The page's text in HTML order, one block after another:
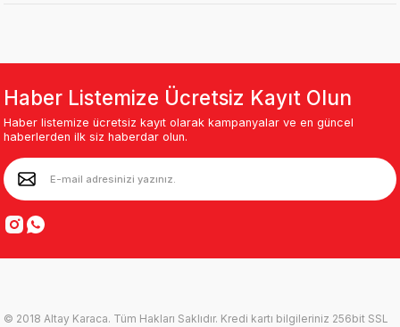
Haber Listemize Ücretsiz Kayıt Olun
Haber listemize ücretsiz kayıt olarak kampanyalar ve en güncel
haberlerden ilk siz haberdar olun.
© 2018 Altay Karaca. Tüm Hakları Saklıdır. Kredi kartı bilgileriniz 256bit SSL